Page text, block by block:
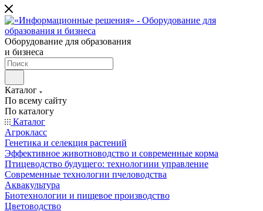
Оборудование для образования
и бизнеса
Каталог
По всему сайту
По каталогу
Каталог
Агрокласс
Генетика и селекция растений
Эффективное животноводство и современные корма
Птицеводство будущего: технологиии управление
Современные технологии пчеловодства
Аквакультура
Биотехнологии и пищевое производство
Цветоводство